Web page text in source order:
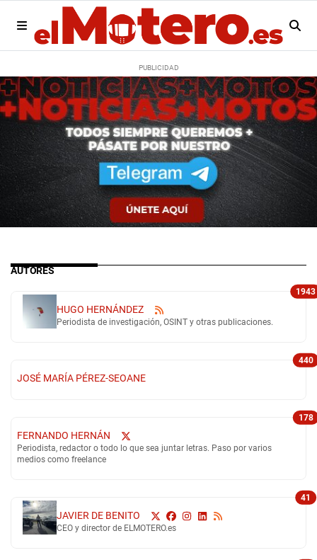
AUTORES
HUGO HERNÁNDEZ
Periodista de investigación, OSINT y otras publicaciones.
1943
JOSÉ MARÍA PÉREZ-SEOANE
440
FERNANDO HERNÁN
Periodista, redactor o todo lo que sea juntar letras. Paso por varios
medios como freelance
178
JAVIER DE BENITO
CEO y director de ELMOTERO.es
41